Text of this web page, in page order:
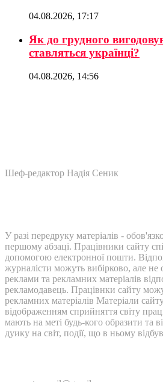
04.08.2026, 17:17
Як до грудного
ставляться українці?
04.08.2026, 14:56
Шеф-редактор Надія Сеник
У разі передруку матеріалів -
першому абзаці. Працівники сайту
допомогою електронної пошти.
журналісти можуть вибірково, але не
реклами та рекламних матеріалів
рекламодавець. Працівнки сайту
рекламних матеріалів Матеріали
відображенням сприйняття світу
мають на меті будь-кого образити та
дуику на світ, події, що в ньому